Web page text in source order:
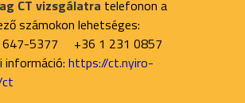
CT vizsgálatra telefonon a
számokon lehetséges:
647-5377 +36 1 231 0857
információ: https://ct.nyiro-
ct